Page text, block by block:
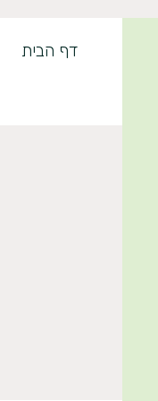
דף הבית